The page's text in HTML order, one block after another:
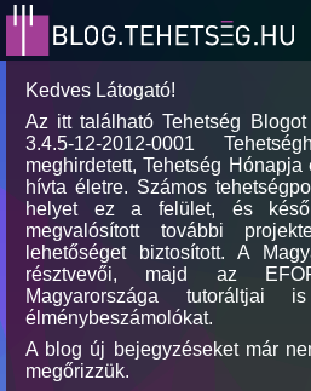
Kedves Látogató!
Az itt található Tehetség
3.4.5-12-2012-0001
meghirdetett, Tehetség
hívta életre. Számos
helyet ez a felület, és
megvalósított további
lehetőséget biztosított. A
résztvevői, majd az
Magyarországa
élménybeszámolókat.
A blog új bejegyzéseket már
megőrizzük.